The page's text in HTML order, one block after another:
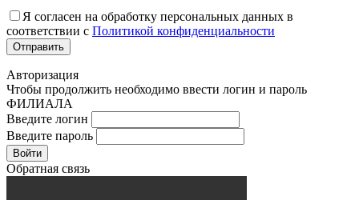
Я согласен на обработку персональных данных в
соответствии с Политикой конфиденциальности
Авторизация
Чтобы продолжить необходимо ввести логин и пароль
ФИЛИАЛА
Введите логин
Введите пароль
Войти
Обратная связь